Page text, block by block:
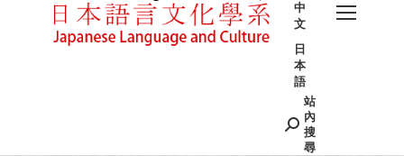
中
文
日
本
語
Search:
站
內
搜
尋